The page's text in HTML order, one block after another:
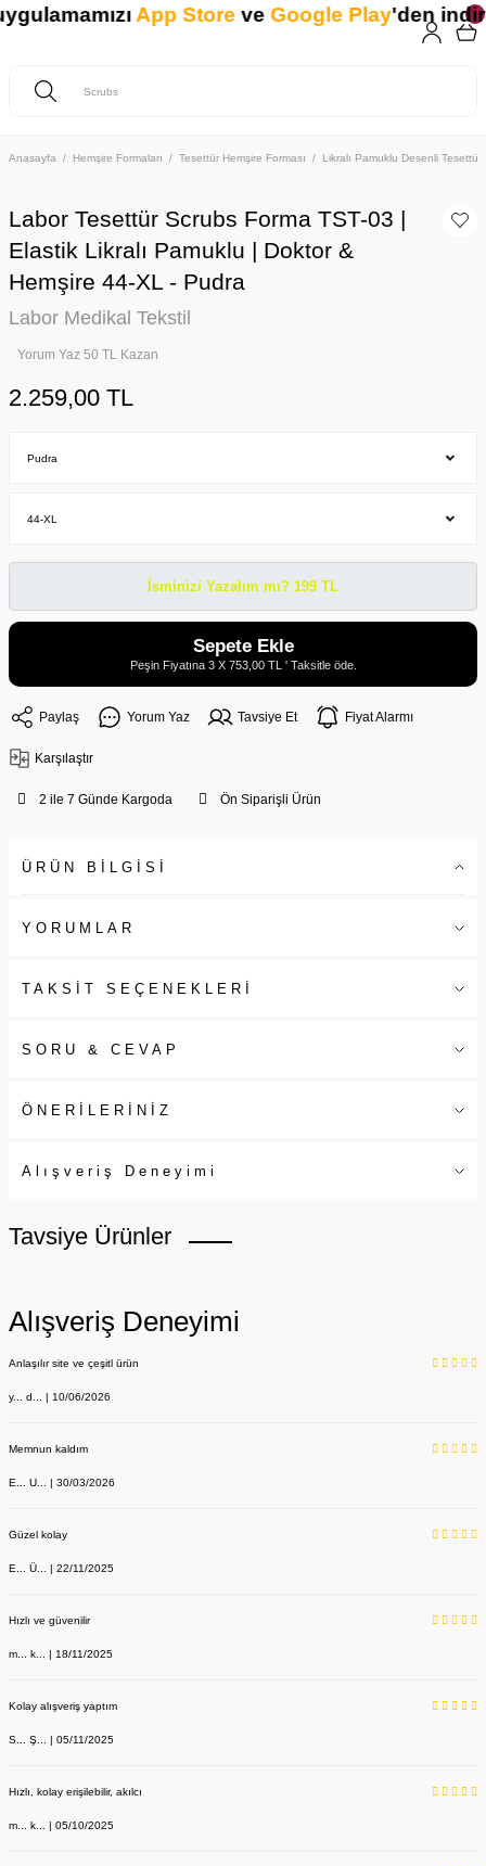
Anasayfa Hemşire Formaları Tesettür Hemşire Forması Likralı Pamuklu Desenli Tesettür
Labor Tesettür Scrubs Forma TST-03 |
Elastik Likralı Pamuklu | Doktor &
Hemşire 44-XL - Pudra
Labor Medikal Tekstil
Yorum Yaz 50 TL Kazan
2.259,00 TL
İsminizi Yazalım mı? 199 TL
Sepete Ekle
Peşin Fiyatına 3 X 753,00 TL ' Taksitle öde.
Paylaş Yorum Yaz Tavsiye Et Fiyat Alarmı
Karşılaştır
2 ile 7 Günde Kargoda Ön Siparişli Ürün
ÜRÜN BİLGİSİ
YORUMLAR
TAKSİT SEÇENEKLERİ
SORU & CEVAP
ÖNERİLERİNİZ
Alışveriş Deneyimi
Tavsiye Ürünler
Alışveriş Deneyimi
Anlaşılır site ve çeşitl ürün
y... d... | 10/06/2026
Memnun kaldım
E... U... | 30/03/2026
Güzel kolay
E... Ü... | 22/11/2025
Hızlı ve güvenilir
m... k... | 18/11/2025
Kolay alışveriş yaptım
S... Ş... | 05/11/2025
Hızlı, kolay erişilebilir, akılcı
m... k... | 05/10/2025
App StoreveGoogle Play'den